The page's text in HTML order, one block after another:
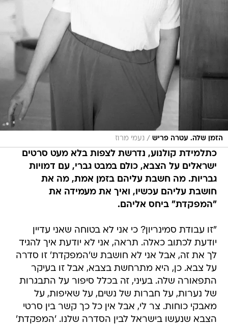
הזמן שלה. עטרה פריש / נעמי מרוז
כתלמידת קולנוע, נדרשת לצפות בלא מעט סרטים
ישראלים על הצבא, כולם במבט גברי, עם דמויות
גבריות. מה חשבת עליהם בזמן אמת, מה את
חושבת עליהם עכשיו, ואיך את מעמידה את
"המפקדת" ביחס אליהם.
"זו עבודת סמינריון? כי אני לא בטוחה שאני עדיין
יודעת לכתוב כאלה. תראה, אני לא יודעת איך להגיד
לך את זה, אבל אני לא חושבת ש'המפקדת' זו סדרה
על צבא. כן, היא מתרחשת בצבא, אבל זו בעיקר
התפאורה שלה. בעיני, זה בכלל סיפור על התבגרות
של נערות, על חברות של נשים, על שאיפות, על
מאבקי כוחות. צר לי, אבל אין כל כך קשר בין סרטי
הצבא שנעשו בישראל לבין הסדרה שלנו. 'המפקדת'